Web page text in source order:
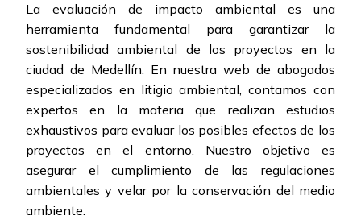
La evaluación de impacto ambiental es una
herramienta fundamental para garantizar la
sostenibilidad ambiental de los proyectos en la
ciudad de Medellín. En nuestra web de abogados
especializados en litigio ambiental, contamos con
expertos en la materia que realizan estudios
exhaustivos para evaluar los posibles efectos de los
proyectos en el entorno. Nuestro objetivo es
asegurar el cumplimiento de las regulaciones
ambientales y velar por la conservación del medio
ambiente.